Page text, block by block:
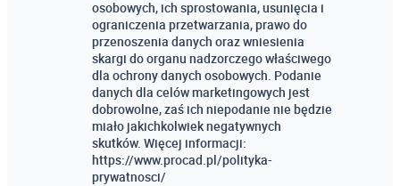
osobowych, ich sprostowania, usunięcia i
ograniczenia przetwarzania, prawo do
przenoszenia danych oraz wniesienia
skargi do organu nadzorczego właściwego
dla ochrony danych osobowych. Podanie
danych dla celów marketingowych jest
dobrowolne, zaś ich niepodanie nie będzie
miało jakichkolwiek negatywnych
skutków. Więcej informacji:
https://www.procad.pl/polityka-
prywatnosci/